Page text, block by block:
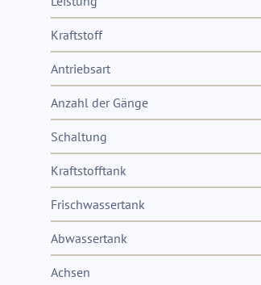
Kraftstoff
Antriebsart
Anzahl der Gänge
Schaltung
Kraftstofftank
Frischwassertank
Abwassertank
Achsen